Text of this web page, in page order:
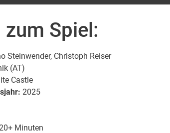
Spiel:
Steinwender, Christoph Reiser
(AT)
Castle
2025
20+ Minuten